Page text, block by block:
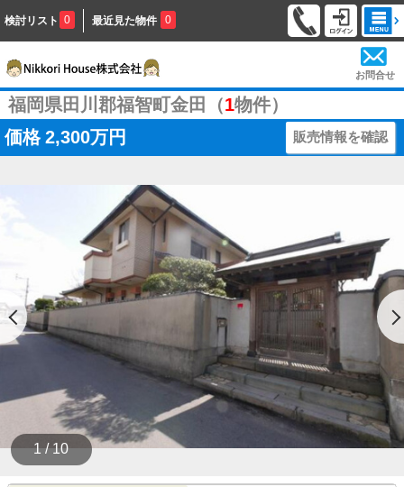
検討リスト 0 最近見た物件 0
お問合せ
福岡県田川郡福智町金田（1物件）
価格 2,300万円 販売情報を確認
1 / 10